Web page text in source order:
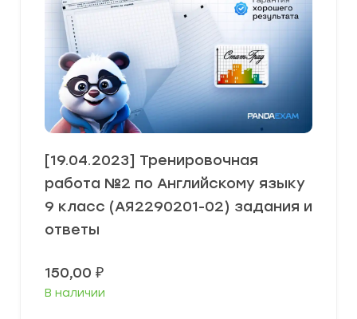
[19.04.2023] Тренировочная
работа №2 по Английскому языку
9 класс (АЯ2290201-02) задания и
ответы
150,00 ₽
В наличии